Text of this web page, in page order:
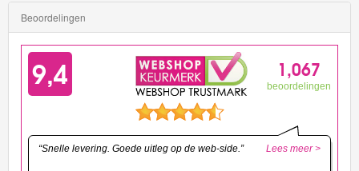
Beoordelingen